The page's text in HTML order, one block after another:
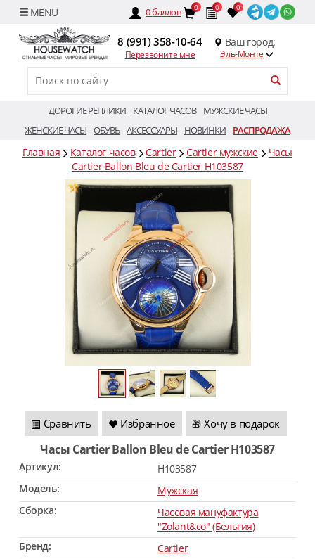
0баллов 0 0 0
8 (991) 358-10-64
Перезвоните мне
Ваш город:
Эль-Монте
ДОРОГИЕ РЕПЛИКИ КАТАЛОГ ЧАСОВ
МУЖСКИЕ ЧАСЫ
ЖЕНСКИЕ ЧАСЫ ОБУВЬ АКСЕССУАРЫ НОВИНКИ РАСПРОДАЖА
Главная Каталог часов Cartier Cartier мужские
Часы
Cartier Ballon Bleu de Cartier H103587
Сравнить Избранное 🎁 Хочу в подарок
Часы Cartier Ballon Bleu de Cartier H103587
Артикул:
H103587
Модель:
Мужская
Сборка:
Часовая мануфактура
"Zolant&co" (Бельгия)
Бренд:
Cartier